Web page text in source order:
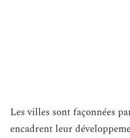
Les villes sont façonnées
encadrent leur